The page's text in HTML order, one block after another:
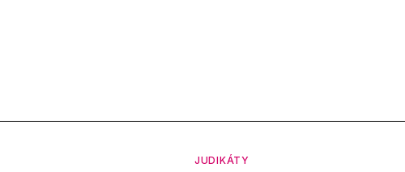
JUDIKÁTY